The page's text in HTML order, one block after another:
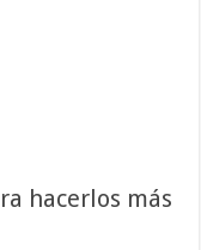
hacerlos más